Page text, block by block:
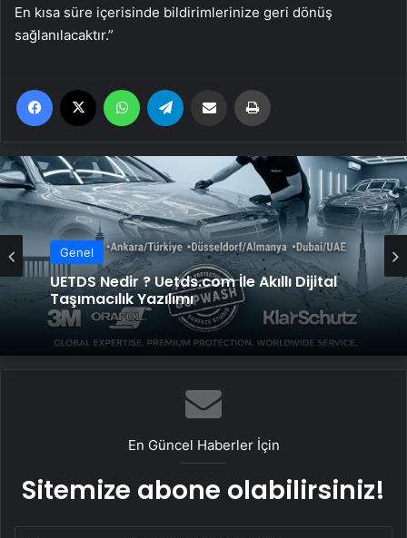
En kısa süre içerisinde bildirimlerinize geri dönüş
sağlanılacaktır.”
Facebook WhatsApp Email'den paylaş
Genel
UETDS Nedir ? Uetds.com İle Akıllı Dijital
Taşımacılık Yazılımı
Genel
Bigo Elmas Bayi – Güvenli, Hızlı ve Uygun
Fiyatlı Elmas Satın Almanın Yeni Adresi
En Güncel Haberler İçin
Sitemize abone olabilirsiniz!